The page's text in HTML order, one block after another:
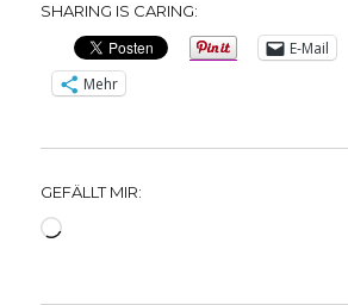
SHARING IS CARING:
E-Mail
Mehr
GEFÄLLT MIR:
Wird